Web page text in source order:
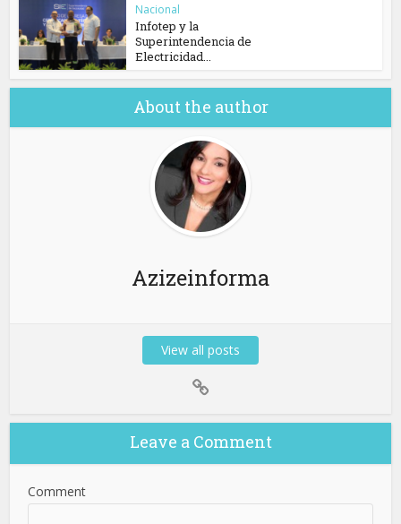
Nacional
Infotep y la
Superintendencia de
Electricidad...
About the author
Azizeinforma
View all posts
Leave a Comment
Comment